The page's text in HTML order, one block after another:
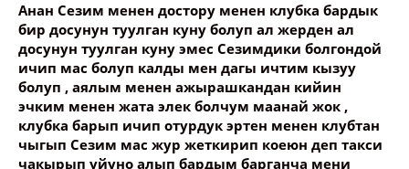
Анан Сезим менен достору менен клубка бардык
бир досунун туулган куну болуп ал жерден ал
досунун туулган куну эмес Сезимдики болгондой
ичип мас болуп калды мен дагы ичтим кызуу
болуп , аялым менен ажырашкандан кийин
эчким менен жата элек болчум маанай жок ,
клубка барып ичип отурдук эртен менен клубтан
чыгып Сезим мас жур жеткирип коеюн деп такси
чакырып уйуно алып бардым барганча мени